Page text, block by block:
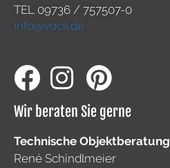
TEL 09736 / 757507-0
info@vocil.de
Wir beraten Sie gerne
Technische Objektberatung
René Schindlmeier